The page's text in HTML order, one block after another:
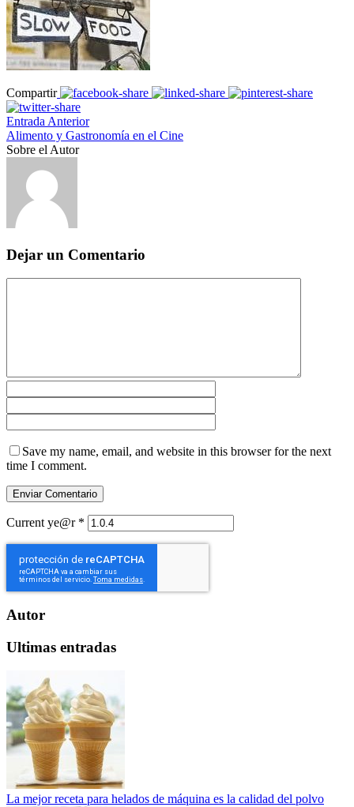
Compartir
Entrada Anterior
Alimento y Gastronomía en el Cine
Sobre el Autor
Dejar un Comentario
Save my name, email, and website in this browser for the next
time I comment.
Current ye@r *
Autor
Ultimas entradas
La mejor receta para helados de máquina es la calidad del polvo